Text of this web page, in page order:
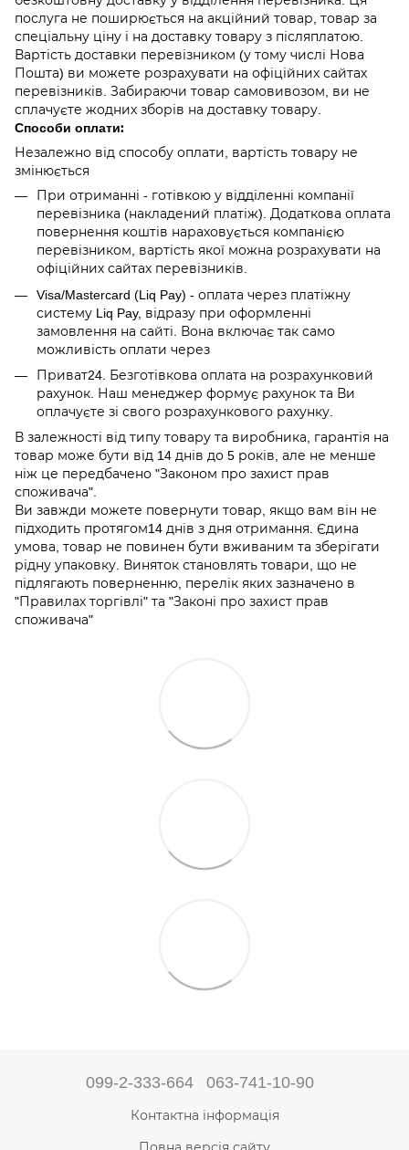
послуга не поширюється на акційний товар, товар за
спеціальну ціну і на доставку товару з післяплатою.
Вартість доставки перевізником (у тому числі Нова
Пошта) ви можете розрахувати на офіційних сайтах
перевізників. Забираючи товар самовивозом, ви не
сплачуєте жодних зборів на доставку товару.
Способи оплати:
Незалежно від способу оплати, вартість товару не
змінюється
При отриманні - готівкою у відділенні компанії
перевізника (накладений платіж). Додаткова оплата
повернення коштів нараховується компанією
перевізником, вартість якої можна розрахувати на
офіційних сайтах перевізників.
Visa/Mastercard (Liq Pay) - оплата через платіжну
систему Liq Pay, відразу при оформленні
замовлення на сайті. Вона включає так само
можливість оплати через
Приват24. Безготівкова оплата на розрахунковий
рахунок. Наш менеджер формує рахунок та Ви
оплачуєте зі свого розрахункового рахунку.
В залежності від типу товару та виробника, гарантія на
товар може бути від 14 днів до 5 років, але не менше
ніж це передбачено "Законом про захист прав
споживача".
Ви завжди можете повернути товар, якщо вам він не
підходить протягом14 днів з дня отримання. Єдина
умова, товар не повинен бути вживаним та зберігати
рідну упаковку. Виняток становлять товари, що не
підлягають поверненню, перелік яких зазначено в
"Правилах торгівлі" та "Законі про захист прав
споживача"
099-2-333-664 063-741-10-90
Контактна інформація
Повна версія сайту